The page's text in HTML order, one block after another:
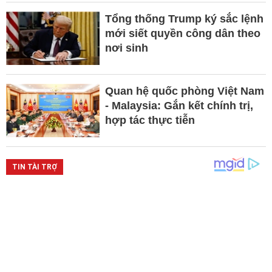
Tổng thống Trump ký sắc lệnh
mới siết quyền công dân theo
nơi sinh
Quan hệ quốc phòng Việt Nam
- Malaysia: Gắn kết chính trị,
hợp tác thực tiễn